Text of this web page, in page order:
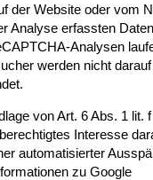
der Website oder vom
Analyse erfassten Daten
Analysen
werden nicht darauf
von Art. 6 Abs. 1 lit. f
Interesse
automatisierter
zu Google